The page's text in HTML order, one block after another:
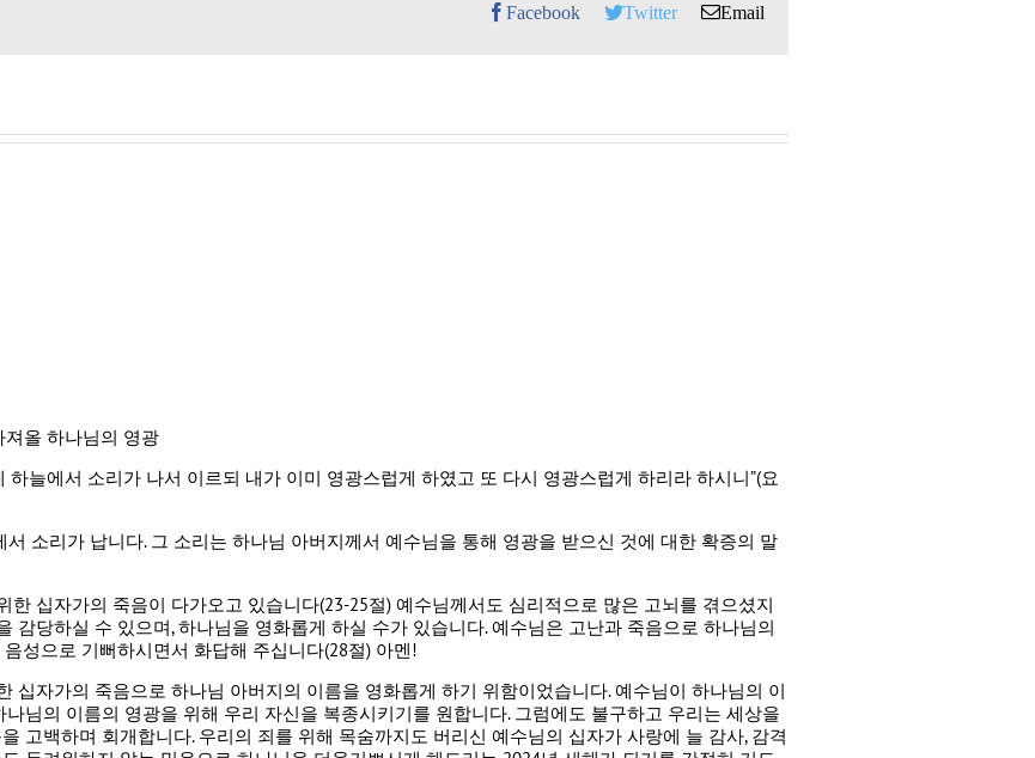
Facebook Twitter Email
져올 하나님의 영광
늘에서 소리가 나서 이르되 내가 이미 영광스럽게 하였고 또 다시 영광스럽게 하리라 하시니”(요
소리가 납니다. 그 소리는 하나님 아버지께서 예수님을 통해 영광을 받으신 것에 대한 확증의 말
십자가의 죽음이 다가오고 있습니다(23-25절) 예수님께서도 심리적으로 많은 고뇌를 겪으셨지
감당하실 수 있으며, 하나님을 영화롭게 하실 수가 있습니다. 예수님은 고난과 죽음으로 하나님의
성으로 기뻐하시면서 화답해 주십니다(28절) 아멘!
십자가의 죽음으로 하나님 아버지의 이름을 영화롭게 하기 위함이었습니다. 예수님이 하나님의 이
님의 이름의 영광을 위해 우리 자신을 복종시키기를 원합니다. 그럼에도 불구하고 우리는 세상을
고백하며 회개합니다. 우리의 죄를 위해 목숨까지도 버리신 예수님의 십자가 사랑에 늘 감사, 감격